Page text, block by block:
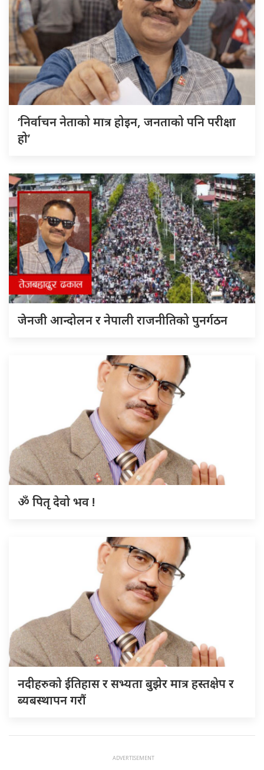
‘निर्वाचन नेताको मात्र होइन, जनताको पनि परीक्षा
हो’
जेनजी आन्दोलन र नेपाली राजनीतिको पुनर्गठन
ॐ पितृ देवो भव !
नदीहरुकाे ईतिहास र सभ्यता बुझेर मात्र हस्तक्षेप र
ब्यबस्थापन गराैं